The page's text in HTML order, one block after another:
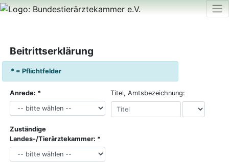
Beitrittserklärung
* = Pflichtfelder
Anrede: Titel, Amtsbezeichnung:
Zuständige
Landes-/Tierärztekammer: